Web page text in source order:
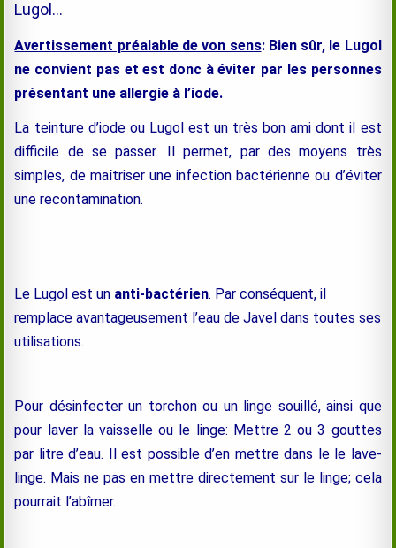
Lugol…
Avertissement préalable de von sens: Bien sûr, le Lugol
ne convient pas et est donc à éviter par les personnes
présentant une allergie à l’iode.
La teinture d’iode ou Lugol est un très bon ami dont il est
difficile de se passer. Il permet, par des moyens très
simples, de maîtriser une infection bactérienne ou d’éviter
une recontamination.
Le Lugol est un anti-bactérien. Par conséquent, il
remplace avantageusement l’eau de Javel dans toutes ses
utilisations.
Pour désinfecter un torchonou un linge souillé, ainsi que
pour laver la vaisselle ou le linge: Mettre 2 ou 3 gouttes
par litre d’eau. Il est possible d’en mettre dans le le lave-
linge. Mais ne pas en mettre directement sur le linge; cela
pourrait l’abîmer.